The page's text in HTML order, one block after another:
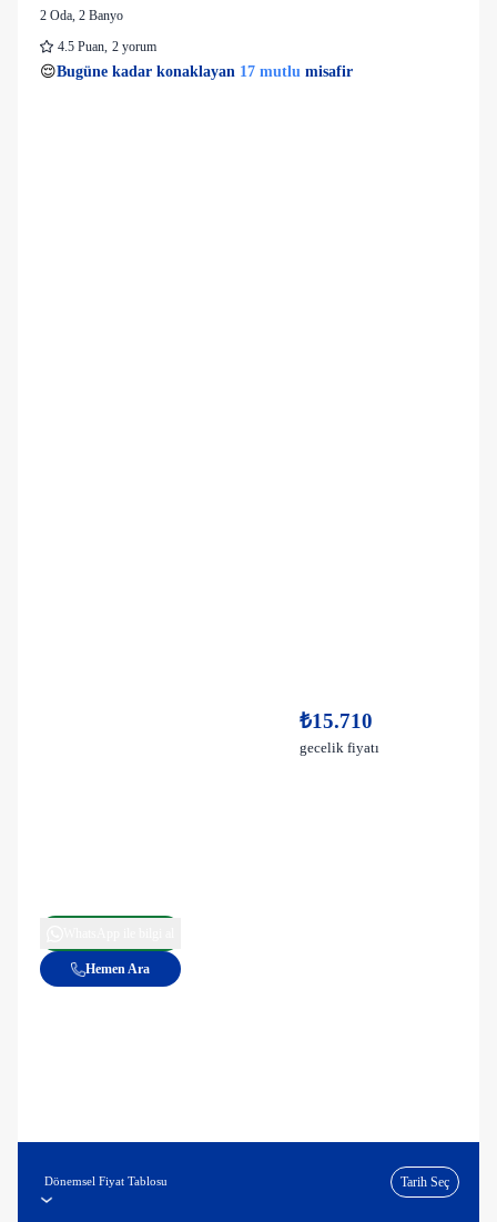
2 Oda, 2 Banyo
4.5 Puan, 2 yorum
👀Son 1 saatte28 kişigörüntüledi
15 kişi
₺15.710
gecelik fiyatı
Hemen Ara
Dönemsel Fiyat Tablosu Tarih Seç